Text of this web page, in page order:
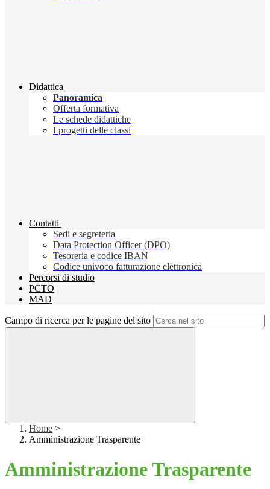
Didattica
Panoramica
Offerta formativa
Le schede didattiche
I progetti delle classi
Contatti
Sedi e segreteria
Data Protection Officer (DPO)
Tesoreria e codice IBAN
Codice univoco fatturazione elettronica
Percorsi di studio
PCTO
MAD
Campo di ricerca per le pagine del sito
Home >
Amministrazione Trasparente
Amministrazione Trasparente